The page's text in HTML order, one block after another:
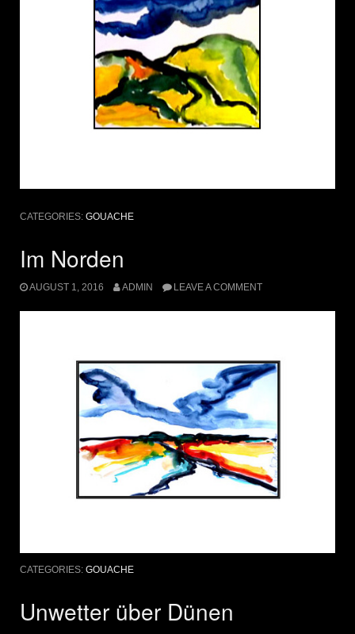
CATEGORIES: GOUACHE
Im Norden
AUGUST 1, 2016 ADMIN LEAVE A COMMENT
CATEGORIES: GOUACHE
Unwetter über Dünen